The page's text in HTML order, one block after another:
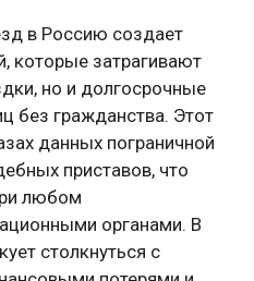
в Россию создает
которые затрагивают
но и долгосрочные
без гражданства. Этот
данных пограничной
приставов, что
любом
органами. В
столкнуться с